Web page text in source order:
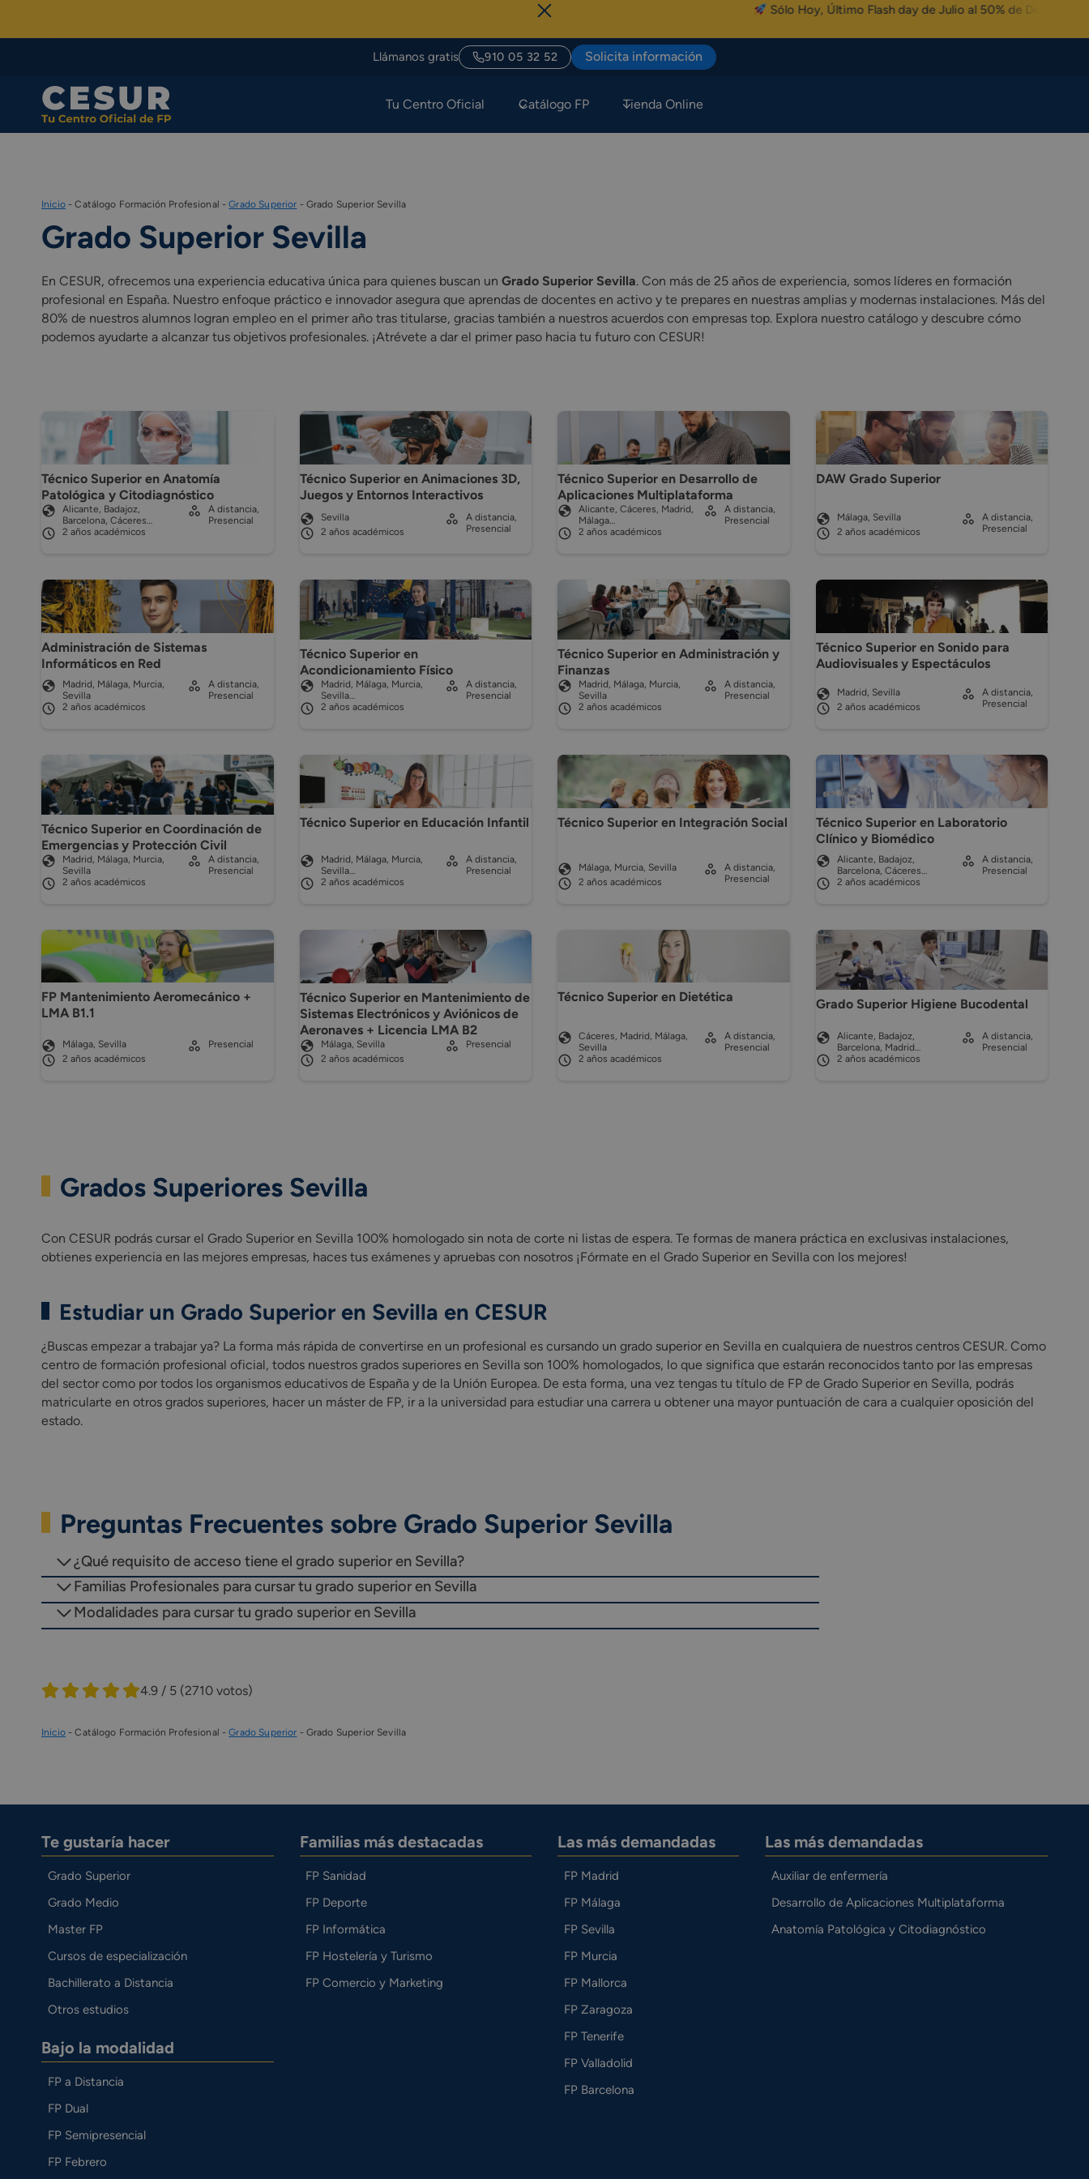
Sólo Hoy, Último Flash day de Julio al 50% de Descuento
Llámanos gratis 910 05 32 52 Solicita información
Tu Centro Oficial Catálogo FP Tienda Online
Inicio-Catálogo Formación Profesional -Grado Superior - Grado Superior Sevilla
Grado Superior Sevilla
En CESUR, ofrecemos una experiencia educativa única para quienes buscan un Grado Superior Sevilla. Con más de 25 años de experiencia, somos líderes en formación
profesional en España. Nuestro enfoque práctico e innovador asegura que aprendas de docentes en activo y te prepares en nuestras amplias y modernas instalaciones. Más del
80% de nuestros alumnos logran empleo en el primer año tras titularse, gracias también a nuestros acuerdos con empresas top. Explora nuestro catálogo y descubre cómo
podemos ayudarte a alcanzar tus objetivos profesionales. ¡Atrévete a dar el primer paso hacia tu futuro con CESUR!
Técnico Superior en Anatomía
Patológica y Citodiagnóstico
Alicante, Badajoz,
Barcelona, Cáceres…
2 años académicos
A distancia,
Presencial
Técnico Superior en Animaciones 3D,
Juegos y Entornos Interactivos
Sevilla
2 años académicos
A distancia,
Presencial
Técnico Superior en Desarrollo de
Aplicaciones Multiplataforma
Alicante, Cáceres, Madrid,
Málaga…
2 años académicos
A distancia,
Presencial
DAW Grado Superior
Málaga, Sevilla
2 años académicos
A distancia,
Presencial
Administración de Sistemas
Informáticos en Red
Madrid, Málaga, Murcia,
Sevilla
2 años académicos
A distancia,
Presencial
Técnico Superior en
Acondicionamiento Físico
Madrid, Málaga, Murcia,
Sevilla…
2 años académicos
A distancia,
Presencial
Técnico Superior en Administración y
Finanzas
Madrid, Málaga, Murcia,
Sevilla
2 años académicos
A distancia,
Presencial
Técnico Superior en Sonido para
Audiovisuales y Espectáculos
Madrid, Sevilla
2 años académicos
A distancia,
Presencial
Técnico Superior en Coordinación de
Emergencias y Protección Civil
Madrid, Málaga, Murcia,
Sevilla
2 años académicos
A distancia,
Presencial
Técnico Superior en Educación Infantil
Madrid, Málaga, Murcia,
Sevilla…
2 años académicos
A distancia,
Presencial
Técnico Superior en Integración Social
Málaga, Murcia, Sevilla
2 años académicos
A distancia,
Presencial
Técnico Superior en Laboratorio
Clínico y Biomédico
Alicante, Badajoz,
Barcelona, Cáceres…
2 años académicos
A distancia,
Presencial
FP Mantenimiento Aeromecánico +
LMA B1.1
Málaga, Sevilla
2 años académicos
Presencial
Técnico Superior en Mantenimiento de
Sistemas Electrónicos y Aviónicos de
Aeronaves + Licencia LMA B2
Málaga, Sevilla
2 años académicos
Presencial
Técnico Superior en Dietética
Cáceres, Madrid, Málaga,
Sevilla
2 años académicos
A distancia,
Presencial
Grado Superior Higiene Bucodental
Alicante, Badajoz,
Barcelona, Madrid…
2 años académicos
A distancia,
Presencial
Grados Superiores Sevilla
Con CESUR podrás cursar el Grado Superior en Sevilla 100% homologado sin nota de corte ni listas de espera. Te formas de manera práctica en exclusivas instalaciones,
obtienes experiencia en las mejores empresas, haces tus exámenes y apruebas con nosotros ¡Fórmate en el Grado Superior en Sevilla con los mejores!
Estudiar un Grado Superior en Sevilla en CESUR
¿Buscas empezar a trabajar ya? La forma más rápida de convertirse en un profesional es cursando un grado superior en Sevilla en cualquiera de nuestros centros CESUR. Como
centro de formación profesional oficial, todos nuestros grados superiores en Sevilla son 100% homologados, lo que significa que estarán reconocidos tanto por las empresas
del sector como por todos los organismos educativos de España y de la Unión Europea. De esta forma, una vez tengas tu título de FP de Grado Superior en Sevilla, podrás
matricularte en otros grados superiores, hacer un máster de FP, ir a la universidad para estudiar una carrera u obtener una mayor puntuación de cara a cualquier oposición del
estado.
Preguntas Frecuentes sobre Grado Superior Sevilla
¿Qué requisito de acceso tiene el grado superior en Sevilla?
Familias Profesionales para cursar tu grado superior en Sevilla
Modalidades para cursar tu grado superior en Sevilla
4.9 / 5 (2710 votos)
Inicio-Catálogo Formación Profesional -Grado Superior - Grado Superior Sevilla
Te gustaría hacer
Grado Superior
Grado Medio
Master FP
Cursos de especialización
Bachillerato a Distancia
Otros estudios
Bajo la modalidad
FP a Distancia
FP Dual
FP Semipresencial
FP Febrero
Familias más destacadas
FP Sanidad
FP Deporte
FP Informática
FP Hostelería y Turismo
FP Comercio y Marketing
Las más demandadas
FP Madrid
FP Málaga
FP Sevilla
FP Murcia
FP Mallorca
FP Zaragoza
FP Tenerife
FP Valladolid
FP Barcelona
Las más demandadas
Auxiliar de enfermería
Desarrollo de Aplicaciones Multiplataforma
Anatomía Patológica y Citodiagnóstico